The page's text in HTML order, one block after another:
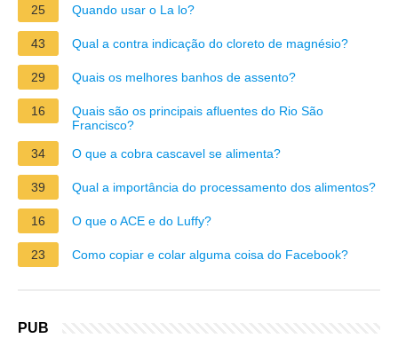
25 Quando usar o La lo?
43 Qual a contra indicação do cloreto de magnésio?
29 Quais os melhores banhos de assento?
16
Quais são os principais afluentes do Rio São
Francisco?
34
O que a cobra cascavel se alimenta?
39 Qual a importância do processamento dos alimentos?
16 O que o ACE e do Luffy?
23 Como copiar e colar alguma coisa do Facebook?
PUB